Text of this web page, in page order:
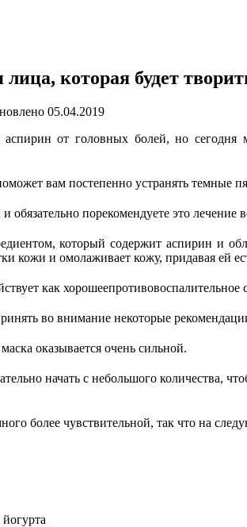
которая будет
05.04.2019
аспиринот головных болей, но сегодня
вам постепенно устранять темные
обязательно порекомендуете это лечение
который содержит аспирин и
кожи и омолаживает кожу, придавая ей
как хорошеепротивовоспалительное
во внимание некоторые
маска оказывается очень сильной.
начатьс небольшогоколичества,
более чувствительной, так что на